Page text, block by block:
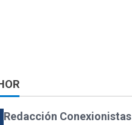
Redacción Conexionistas